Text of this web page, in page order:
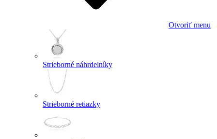
Otvoriť menu
Strieborné náhrdelníky
Strieborné retiazky